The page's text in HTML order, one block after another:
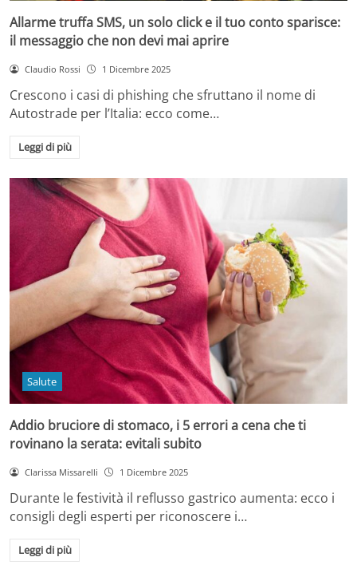
Allarme truffa SMS, un solo click e il tuo conto sparisce:
il messaggio che non devi mai aprire
Claudio Rossi 1 Dicembre 2025
Crescono i casi di phishing che sfruttano il nome di
Autostrade per l’Italia: ecco come…
Leggi di più
Salute
Addio bruciore di stomaco, i 5 errori a cena che ti
rovinano la serata: evitali subito
Clarissa Missarelli 1 Dicembre 2025
Durante le festività il reflusso gastrico aumenta: ecco i
consigli degli esperti per riconoscere i…
Leggi di più